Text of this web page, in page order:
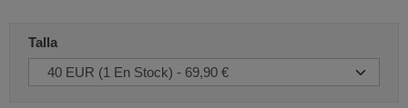
Talla